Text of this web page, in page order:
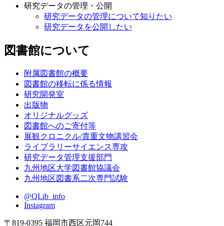
研究データの管理・公開
研究データの管理について知りたい
研究データを公開したい
図書館について
附属図書館の概要
図書館の移転に係る情報
研究開発室
出版物
オリジナルグッズ
図書館へのご寄付等
展観クロニクル/貴重文物講習会
ライブラリーサイエンス専攻
研究データ管理支援部門
九州地区大学図書館協議会
九州地区図書系二次専門試験
@QLib_info
Instagram
〒819-0395 福岡市西区元岡744